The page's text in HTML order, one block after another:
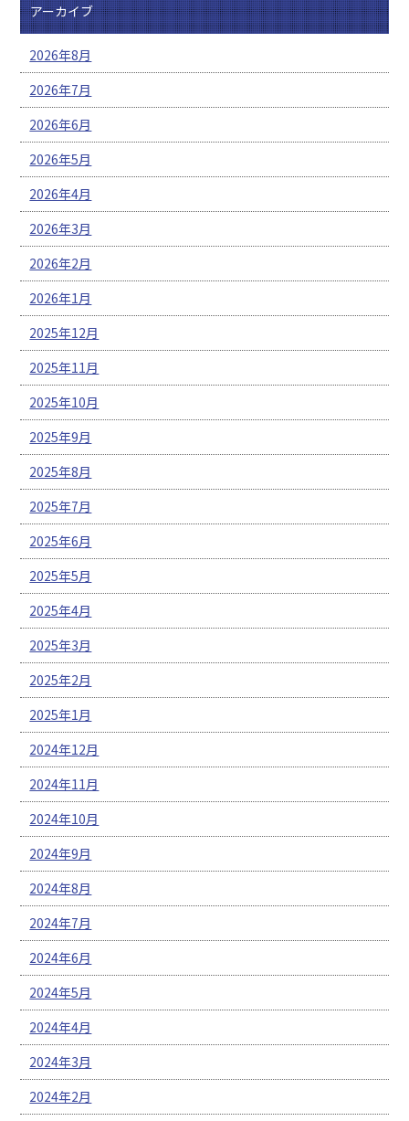
アーカイブ
2026年8月
2026年7月
2026年6月
2026年5月
2026年4月
2026年3月
2026年2月
2026年1月
2025年12月
2025年11月
2025年10月
2025年9月
2025年8月
2025年7月
2025年6月
2025年5月
2025年4月
2025年3月
2025年2月
2025年1月
2024年12月
2024年11月
2024年10月
2024年9月
2024年8月
2024年7月
2024年6月
2024年5月
2024年4月
2024年3月
2024年2月